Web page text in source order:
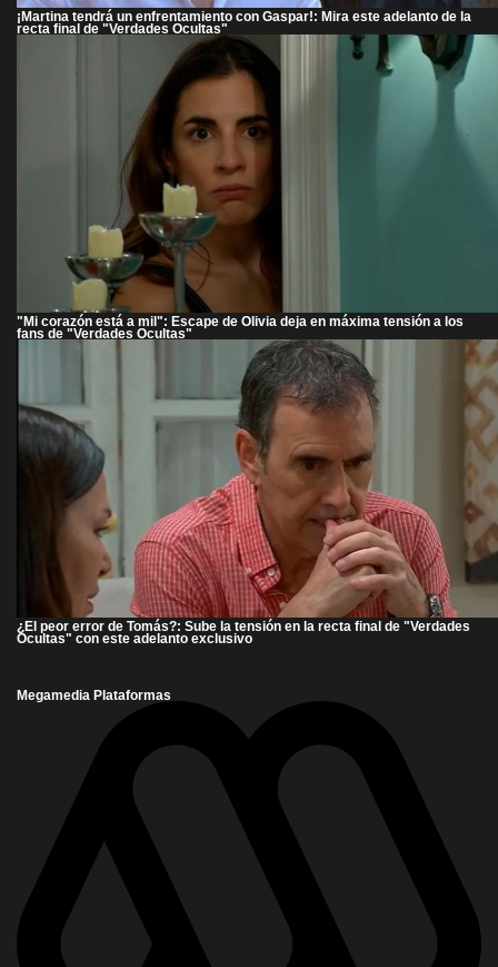
¡Martina tendrá un enfrentamiento con Gaspar!: Mira este adelanto de la
recta final de "Verdades Ocultas"
"Mi corazón está a mil": Escape de Olivia deja en máxima tensión a los
fans de "Verdades Ocultas"
¿El peor error de Tomás?: Sube la tensión en la recta final de "Verdades
Ocultas" con este adelanto exclusivo
Megamedia Plataformas